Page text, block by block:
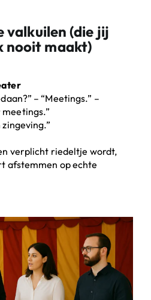
valkuilen (die jij
nooit maakt)
– “Meetings.” –
meetings.”
zingeving.”
verplicht riedeltje wordt,
afstemmen op echte